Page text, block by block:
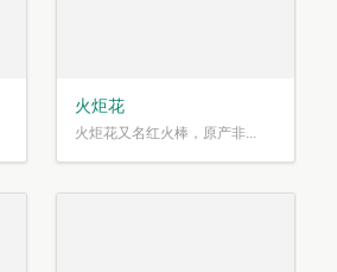
火炬花
火炬花又名红火棒，原产非...